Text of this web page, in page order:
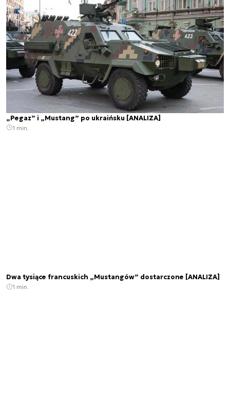
„Pegaz” i „Mustang” po ukraińsku [ANALIZA]
1 min.
Dwa tysiące francuskich „Mustangów” dostarczone [ANALIZA]
1 min.